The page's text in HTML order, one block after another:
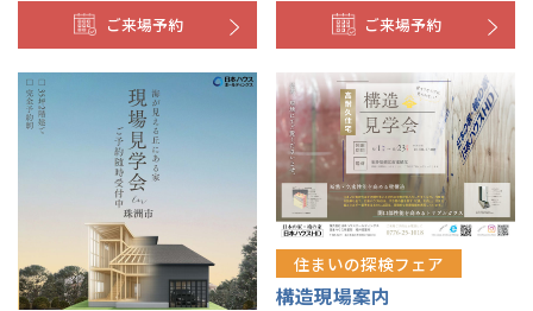
ご来場予約 ご来場予約
住まいの探検フェア
構造現場案内